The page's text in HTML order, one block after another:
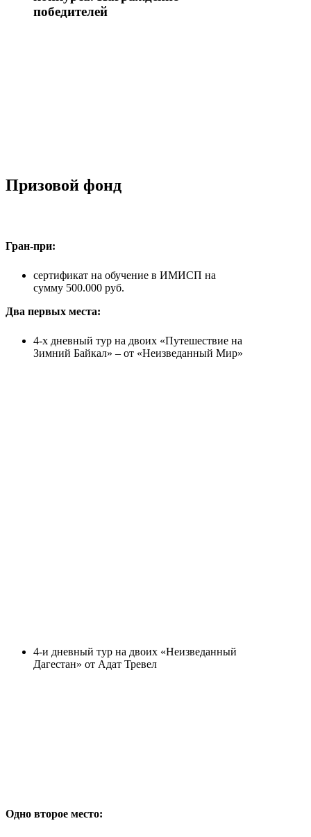
победителей
Призовой фонд
Гран-при:
сертификат на обучение в ИМИСП на
сумму 500.000 руб.
Два первых места:
4-х дневный тур на двоих «Путешествие на
Зимний Байкал» – от «Неизведанный Мир»
4-и дневный тур на двоих «Неизведанный
Дагестан» от Адат Тревел
Одно второе место: